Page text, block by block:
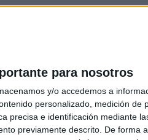
para nosotros
y/o accedemos a
personalizado, medición
precisa e identificación mediante
previamente descrito. De